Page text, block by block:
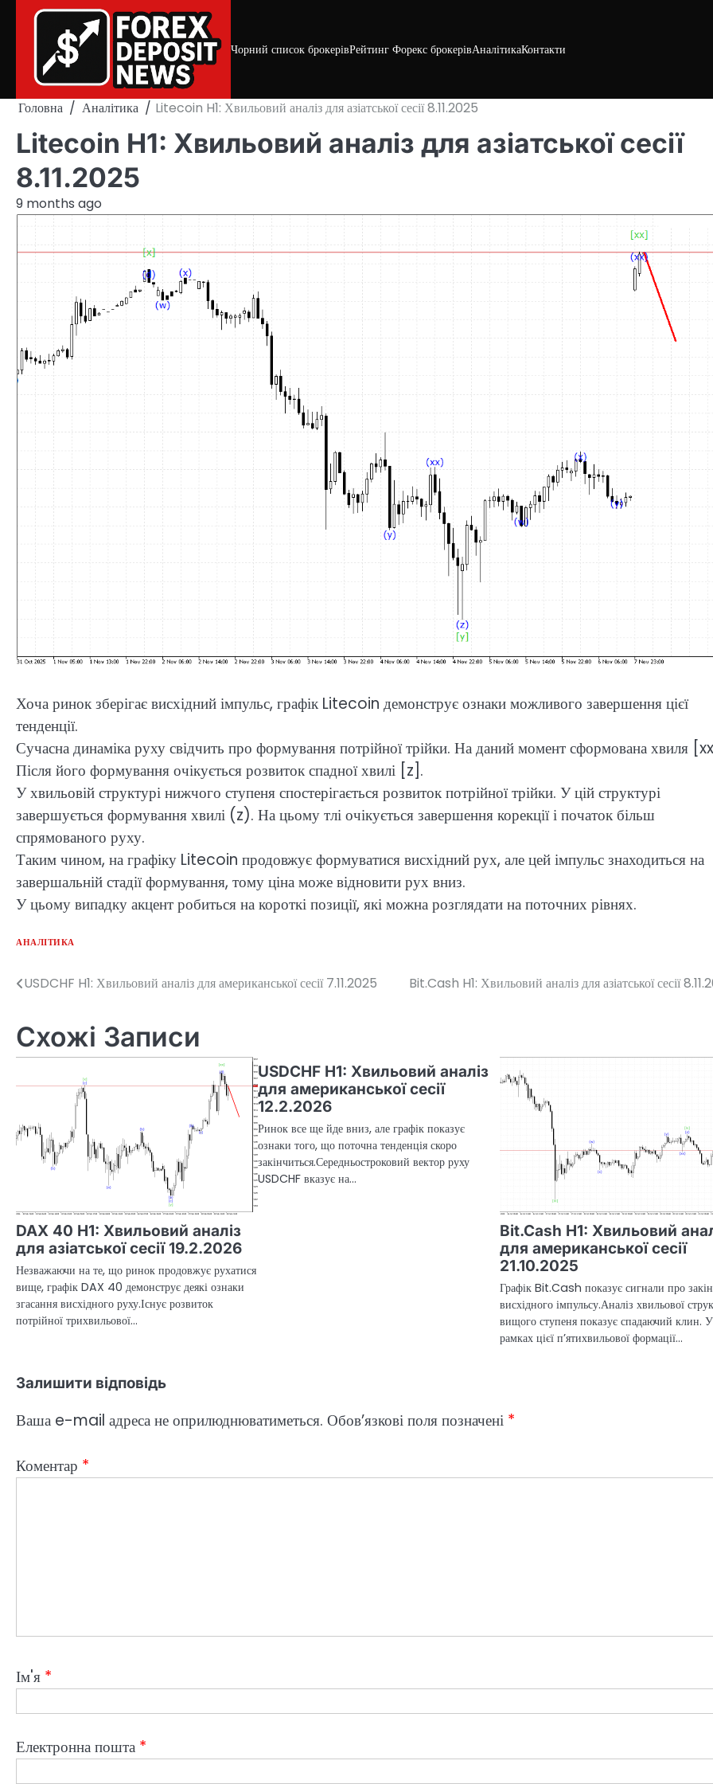
Чорний список брокерівРейтинг Форекс брокерівАналітикаКонтакти
Головна Аналітика Litecoin H1: Хвильовий аналіз для азіатської сесії 8.11.2025
Litecoin H1: Хвильовий аналіз для азіатської сесії
8.11.2025
9 months ago
Хоча ринок зберігає висхідний імпульс, графік Litecoin демонструє ознаки можливого завершення цієї
тенденції.
Сучасна динаміка руху свідчить про формування потрійної трійки. На даний момент сформована хвиля
Після його формування очікується розвиток спадної хвилі [z].
У хвильовій структурі нижчого ступеня спостерігається розвиток потрійної трійки. У цій структурі
завершується формування хвилі (z). На цьому тлі очікується завершення корекції і початок більш
спрямованого руху.
Таким чином, на графіку Litecoin продовжує формуватися висхідний рух, але цей імпульс знаходиться на
завершальній стадії формування, тому ціна може відновити рух вниз.
У цьому випадку акцент робиться на короткі позиції, які можна розглядати на поточних рівнях.
АНАЛІТИКА
Навігація
USDCHF H1: Хвильовий аналіз для американської сесії 7.11.2025 Bit.Cash H1: Хвильовий аналіз для азіатської сесії
Схожі Записи
DAX 40 H1: Хвильовий аналіз
для азіатської сесії 19.2.2026
Незважаючи на те, що ринок продовжує рухатися
вище, графік DAX 40 демонструє деякі ознаки
згасання висхідного руху.Існує розвиток
потрійної трихвильової…
USDCHF H1: Хвильовий аналіз
для американської сесії
12.2.2026
Ринок все ще йде вниз, але графік показує
ознаки того, що поточна тенденція скоро
закінчиться.Середньостроковий вектор руху
USDCHF вказує на…
Bit.Cash H1: Хвильовий
для американської сесії
21.10.2025
Графік Bit.Cash показує сигнали про
висхідного імпульсу.Аналіз хвильової
вищого ступеня показує спадаючий клин. У
рамках цієї п’ятихвильової формації…
Залишити відповідь
Ваша e-mail адреса не оприлюднюватиметься. Обов’язкові поля позначені *
Коментар *
Ім'я *
Електронна пошта *